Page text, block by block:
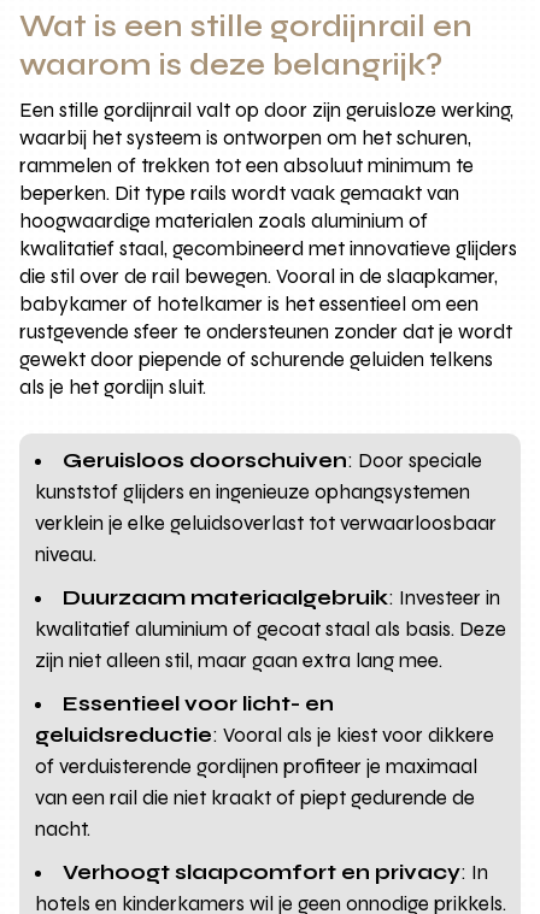
Wat is een stille gordijnrail en
waarom is deze belangrijk?
Een stille gordijnrail valt op door zijn geruisloze werking,
waarbij het systeem is ontworpen om het schuren,
rammelen of trekken tot een absoluut minimum te
beperken. Dit type rails wordt vaak gemaakt van
hoogwaardige materialen zoals aluminium of
kwalitatief staal, gecombineerd met innovatieve glijders
die stil over de rail bewegen. Vooral in de slaapkamer,
babykamer of hotelkamer is het essentieel om een
rustgevende sfeer te ondersteunen zonder dat je wordt
gewekt door piepende of schurende geluiden telkens
als je het gordijn sluit.
Geruisloos doorschuiven: Door speciale
kunststof glijders en ingenieuze ophangsystemen
verklein je elke geluidsoverlast tot verwaarloosbaar
niveau.
Duurzaam materiaalgebruik: Investeer in
kwalitatief aluminium of gecoat staal als basis. Deze
zijn niet alleen stil, maar gaan extra lang mee.
Essentieel voor licht- en
geluidsreductie: Vooral als je kiest voor dikkere
of verduisterende gordijnen profiteer je maximaal
van een rail die niet kraakt of piept gedurende de
nacht.
Verhoogt slaapcomfort en privacy: In
hotels en kinderkamers wil je geen onnodige prikkels.